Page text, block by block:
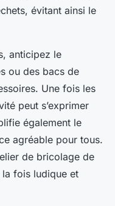
évitant ainsi le
anticipez le
ou des bacs de
Une fois les
peut s’exprimer
également le
agréable pour tous.
de bricolage de
la fois ludique et